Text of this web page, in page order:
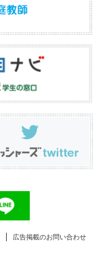
広告掲載のお問い合わせ